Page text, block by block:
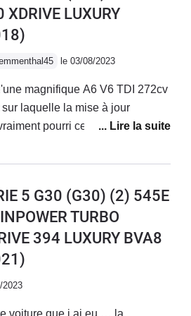
XDRIVE LUXURY
le 03/08/2023
magnifique A6 V6 TDI 272cv
laquelle la mise à jour
pourri ce magnifique
vendu pour rechercher un
je me suis retrouvé chez
une des rares 540I en occasion
Celle-ci est également
avoir remplacer les Runflat (qui
même en monte de 19
retrouvé avec une auto
en mode confort (malgré
5 G30 (G30) (2) 545E
TURBO
394 LUXURY BVA8
2023
voiture que j ai eu … la